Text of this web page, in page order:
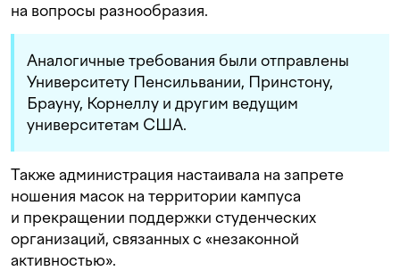
на вопросы разнообразия.
Аналогичные требования были отправлены
Университету Пенсильвании, Принстону,
Брауну, Корнеллу и другим ведущим
университетам США.
Также администрация настаивала на запрете
ношения масок на территории кампуса
и прекращении поддержки студенческих
организаций, связанных с «незаконной
активностью».